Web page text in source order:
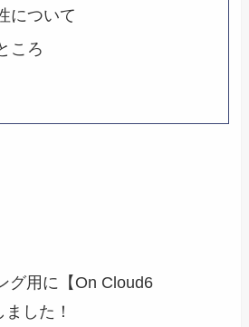
について
ころ
グ用に【On Cloud6
した！